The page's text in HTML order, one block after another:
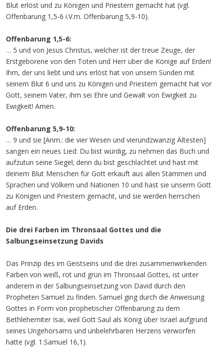
Blut erlöst und zu Königen und Priestern gemacht hat (vgl.
Offenbarung 1,5-6 i.V.m. Offenbarung 5,9-10).
Offenbarung 1,5-6:
… 5 und von Jesus Christus, welcher ist der treue Zeuge, der
Erstgeborene von den Toten und Herr über die Könige auf Erden!
Ihm, der uns liebt und uns erlöst hat von unsern Sünden mit
seinem Blut 6 und uns zu Königen und Priestern gemacht hat vor
Gott, seinem Vater, ihm sei Ehre und Gewalt von Ewigkeit zu
Ewigkeit! Amen.
Offenbarung 5,9-10:
… 9 und sie [Anm.: die vier Wesen und vierundzwanzig Ältesten]
sangen ein neues Lied: Du bist würdig, zu nehmen das Buch und
aufzutun seine Siegel; denn du bist geschlachtet und hast mit
deinem Blut Menschen für Gott erkauft aus allen Stämmen und
Sprachen und Völkern und Nationen 10 und hast sie unserm Gott
zu Königen und Priestern gemacht, und sie werden herrschen
auf Erden.
Die drei Farben im Thronsaal Gottes und die
Salbungseinsetzung Davids
Das Prinzip des im Geistseins und die drei zusammenwirkenden
Farben von weiß, rot und grün im Thronsaal Gottes, ist unter
anderem in der Salbungseinsetzung von David durch den
Propheten Samuel zu finden. Samuel ging durch die Anweisung
Gottes in Form von prophetischer Offenbarung zu dem
Bethlehemiter Isai, weil Gott Saul als König über Israel aufgrund
seines Ungehorsams und unbelehrbaren Herzens verworfen
hatte (vgl. 1.Samuel 16,1).